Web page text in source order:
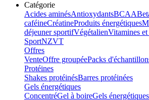
Catégorie
Acides aminésAntioxydantsBCAA
caféineCréatineProduits énergétiques
déjeuner sportifVégétalienVitamines
SportNZVT
Offres
VenteOffre groupéePacks
Protéines
Shakes protéinésBarres protéinées
Gels énergétiques
ConcentréGel à boireGels